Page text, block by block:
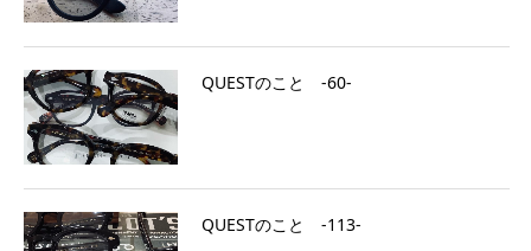
QUESTのこと ‐60‐
QUESTのこと ‐113‐